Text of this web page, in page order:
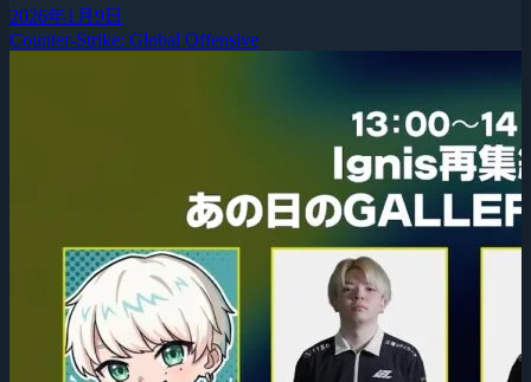
2026年1月9日
Counter-Strike: Global Offensive